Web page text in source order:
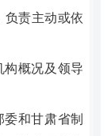
负责主动或依
构概况及领导
和甘肃省制